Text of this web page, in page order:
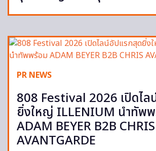
PR NEWS
808 Festival 2026 เปิดไ
ยิ่งใหญ่ ILLENIUM นำทัพ
ADAM BEYER B2B CHRIS
AVANTGARDE